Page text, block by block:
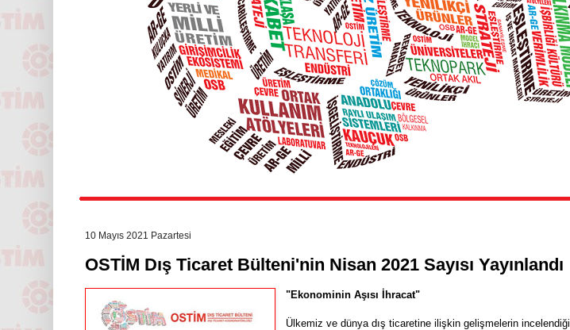
10 Mayıs 2021 Pazartesi
OSTİM Dış Ticaret Bülteni'nin Nisan 2021 Sayısı Yayınlandı
"Ekonominin Aşısı İhracat"
Ülkemiz ve dünya dış ticaretine ilişkin gelişmelerin incelendiği